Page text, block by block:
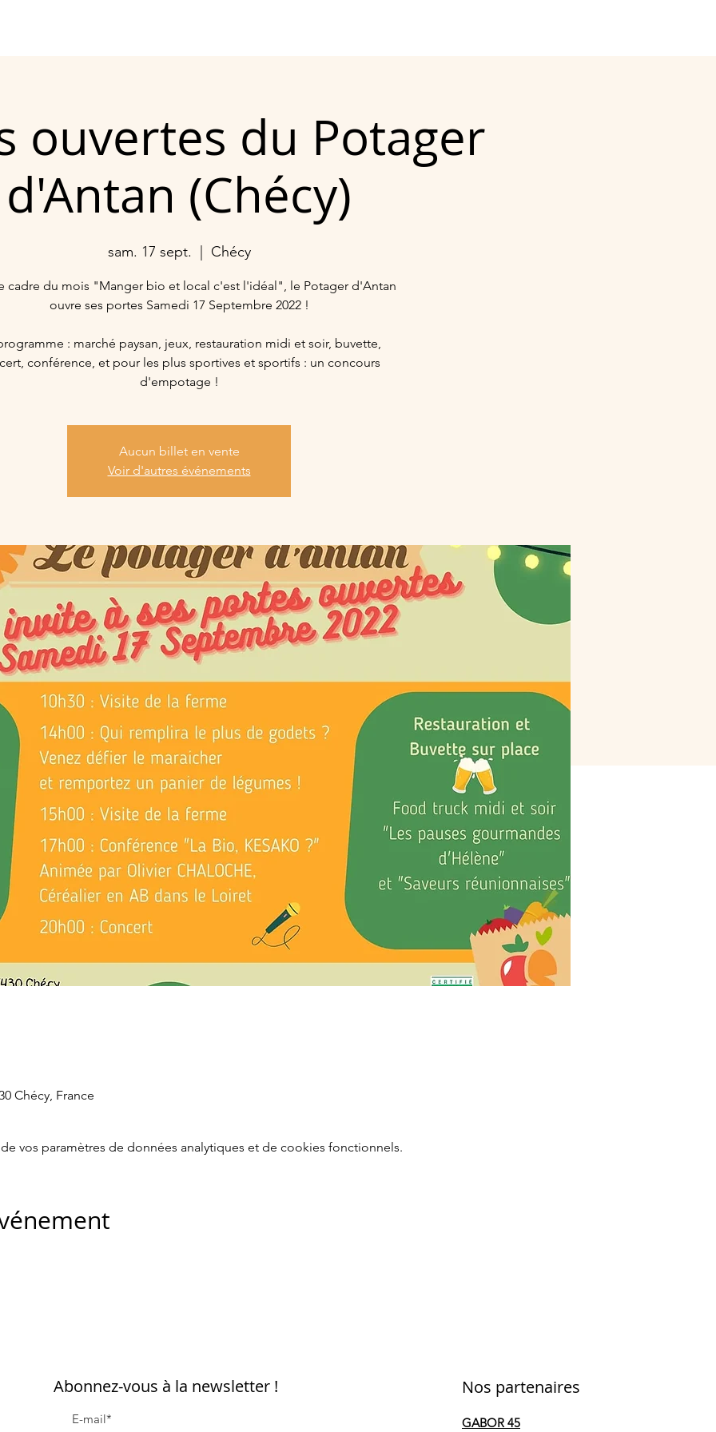
ouvertes du Potager
d'Antan (Chécy)
sam. 17 sept. Chécy
cadre du mois "Manger bio et local c'est l'idéal", le Potager d'Antan
ouvre ses portes Samedi 17 Septembre 2022 !
: marché paysan, jeux, restauration midi et soir, buvette,
conférence, et pour les plus sportives et sportifs : un concours
d'empotage !
Aucun billet en vente
Voir d'autres événements
Chécy, France
vos paramètres de données analytiques et de cookies fonctionnels.
Nos partenaires
GABOR 45
Abonnez-vous à la newsletter !